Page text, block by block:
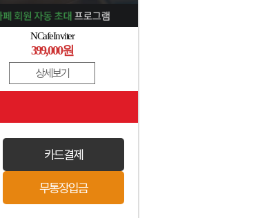
NCafeInviter
399,000원
상세보기
카드결제
무통장입금